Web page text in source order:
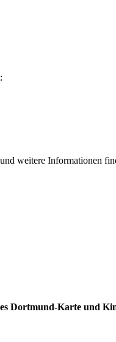
weitere Informationen
Dortmund-Karte und